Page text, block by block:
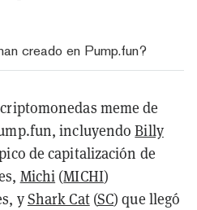
creado en Pump.fun?
meme de
incluyendoBilly
de capitalización de
Michi (MICHI)
yShark Cat(SC) que llegó